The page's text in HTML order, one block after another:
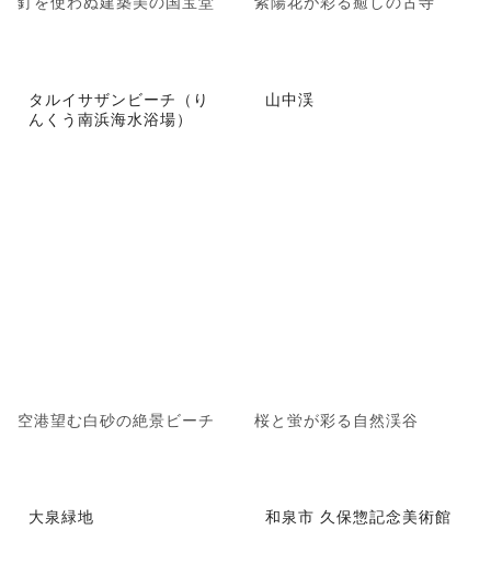
タルイサザンビーチ（り
んくう南浜海水浴場）
空港望む白砂の絶景ビーチ
山中渓
桜と蛍が彩る自然渓谷
大泉緑地 和泉市 久保惣記念美術館